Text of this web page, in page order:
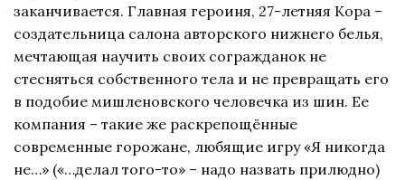
заканчивается. Главная героиня, 27-летняя Кора –
создательница салона авторского нижнего белья,
мечтающая научить своих согражданок не
стесняться собственного тела и не превращать его
в подобие мишленовского человечка из шин. Ее
компания – такие же раскрепощённые
современные горожане, любящие игру «Я никогда
не…» («…делал того-то» – надо назвать прилюдно)